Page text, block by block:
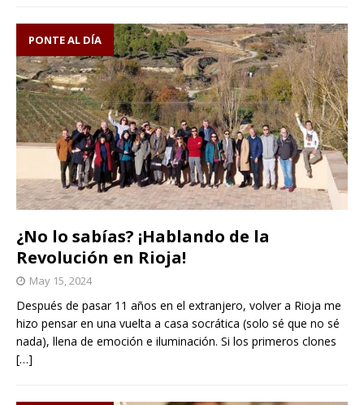
PONTE AL DÍA
¿No lo sabías? ¡Hablando de la
Revolución en Rioja!
May 15, 2024
Después de pasar 11 años en el extranjero, volver a Rioja me
hizo pensar en una vuelta a casa socrática (solo sé que no sé
nada), llena de emoción e iluminación. Si los primeros clones
[…]